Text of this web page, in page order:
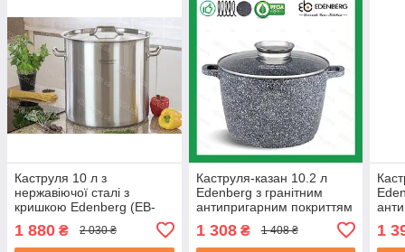
Каструля 10 л з
нержавіючої сталі з
кришкою Edenberg (EB-
1 880 ₴ 2 030 ₴
Каструля-казан 10.2 л
Edenberg з гранітним
антипригарним покриттям
литий алюміній (EB-8009)
1 308₴ 1 408 ₴ 1